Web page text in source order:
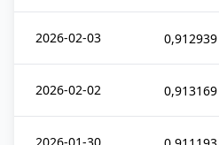
2026-02-03 0,912939
2026-02-02 0,913169